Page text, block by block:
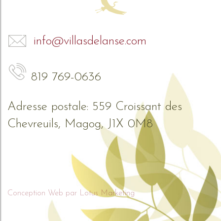
info@villasdelanse.com
819 769-0636
Adresse postale: 559 Croissant des
Chevreuils, Magog, J1X 0M8
Conception Web par Lotus Marketing